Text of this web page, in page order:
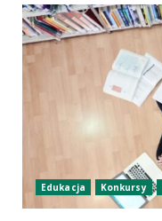
Edukacja Konkursy